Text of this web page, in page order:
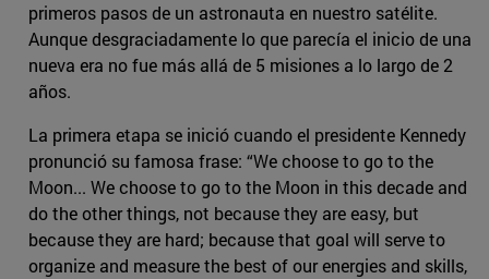
primeros pasos de un astronauta en nuestro satélite.
Aunque desgraciadamente lo que parecía el inicio de una
nueva era no fue más allá de 5 misiones a lo largo de 2
años.
La primera etapa se inició cuando el presidente Kennedy
pronunció su famosa frase: “We choose to go to the
Moon... We choose to go to the Moon in this decade and
do the other things, not because they are easy, but
because they are hard; because that goal will serve to
organize and measure the best of our energies and skills,